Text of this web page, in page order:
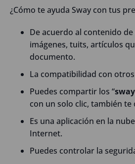
¿Cómo te ayuda Sway con tus
De acuerdo al contenido
imágenes, tuits, artículos
documento.
La compatibilidad con
Puedes compartir los “
con un solo clic, también
Es una aplicación en la
Internet.
Puedes controlar la